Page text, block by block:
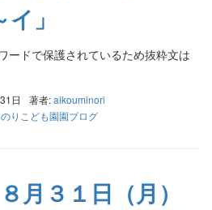
」
ードで保護されているため抜粋文は
日 著者:aikouminori
りこども園園ブログ
月３１日（月）